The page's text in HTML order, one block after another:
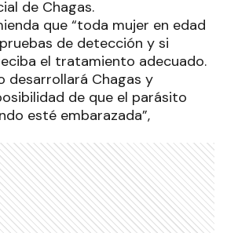
de Chagas.
que “toda mujer en edad
de detección y si
el tratamiento adecuado.
desarrollará Chagas y
de que el parásito
esté embarazada”,